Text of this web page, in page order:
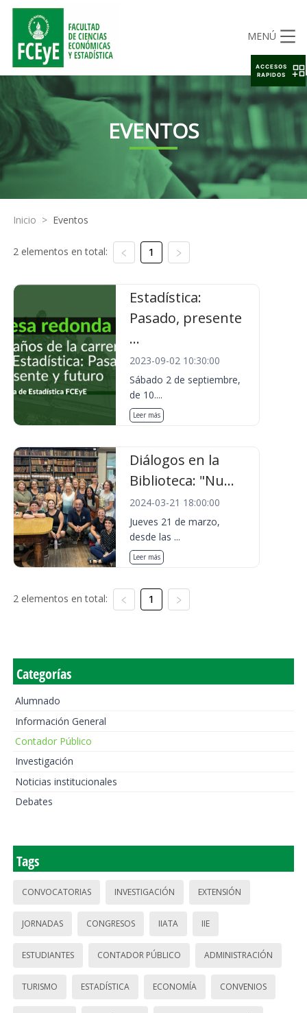
MENÚ
EVENTOS
Inicio > Eventos
2 elementos en total: 1
Estadística:
Pasado, presente
...
2023-09-02 10:30:00
Sábado 2 de septiembre,
de 10....
Leer más
Diálogos en la
Biblioteca: "Nu...
2024-03-21 18:00:00
Jueves 21 de marzo,
desde las ...
Leer más
2 elementos en total: 1
Categorías
Alumnado
Información General
Contador Público
Investigación
Noticias institucionales
Debates
Tags
CONVOCATORIAS INVESTIGACIÓN EXTENSIÓN
JORNADAS CONGRESOS IIATA IIE
ESTUDIANTES CONTADOR PÚBLICO ADMINISTRACIÓN
TURISMO ESTADÍSTICA ECONOMÍA CONVENIOS
ACCESOS
RAPIDOS